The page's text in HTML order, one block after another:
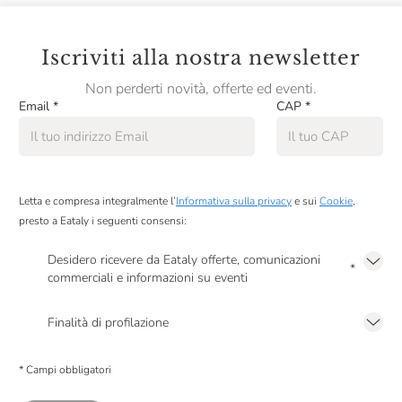
Iscriviti alla nostra newsletter
Non perderti novità, offerte ed eventi.
Email * CAP *
Letta e compresa integralmente l’Informativa sulla privacye sui Cookie,
presto a Eataly i seguenti consensi:
Desidero ricevere da Eataly offerte, comunicazioni
commerciali e informazioni su eventi
*
Finalità di profilazione
comunicazioni commerciali personalizzate, in caso di consenso prestato ai
* Campi obbligatori